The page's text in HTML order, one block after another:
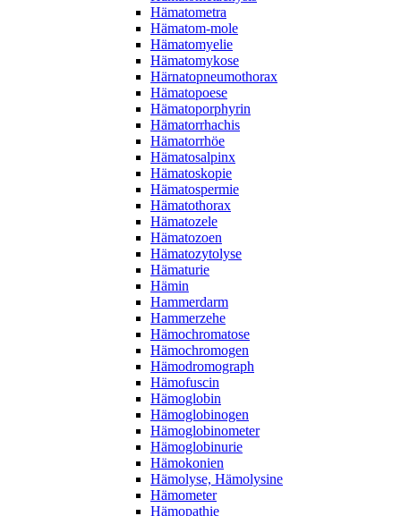
Hämatometra
Hämatom-mole
Hämatomyelie
Hämatomykose
Härnatopneumothorax
Hämatopoese
Hämatoporphyrin
Hämatorrhachis
Hämatorrhöe
Hämatosalpinx
Hämatoskopie
Hämatospermie
Hämatothorax
Hämatozele
Hämatozoen
Hämatozytolyse
Hämaturie
Hämin
Hammerdarm
Hammerzehe
Hämochromatose
Hämochromogen
Hämodromograph
Hämofuscin
Hämoglobin
Hämoglobinogen
Hämoglobinometer
Hämoglobinurie
Hämokonien
Hämolyse, Hämolysine
Hämometer
Hämopathie